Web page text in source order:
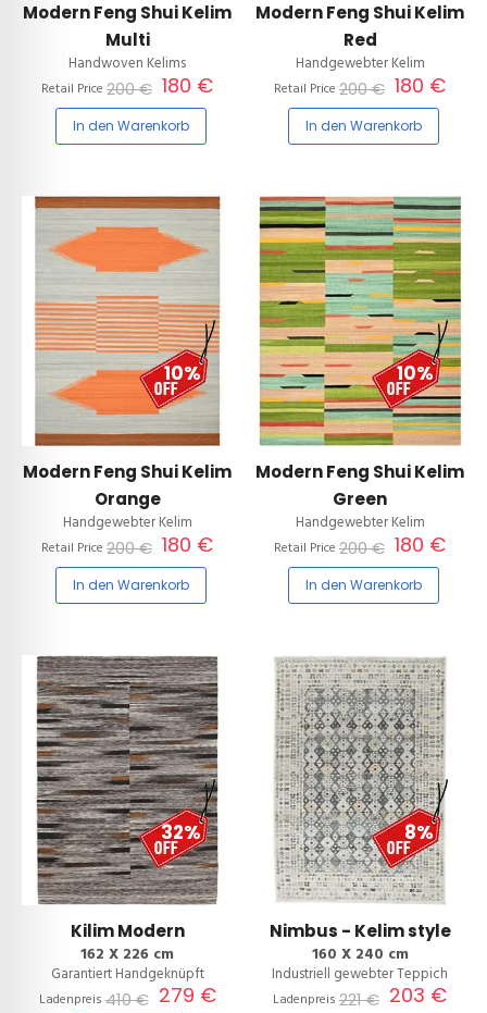
Modern Feng Shui Kelim
Multi
Handwoven Kelims
Retail Price 200 € 180 €
In den Warenkorb
Modern Feng Shui Kelim
Red
Handgewebter Kelim
Retail Price 200 € 180 €
In den Warenkorb
10%
Modern Feng Shui Kelim
Orange
Handgewebter Kelim
Retail Price 200 € 180 €
In den Warenkorb
10%
Modern Feng Shui Kelim
Green
Handgewebter Kelim
Retail Price 200 € 180 €
In den Warenkorb
32%
Kilim Modern
162 X 226 cm
Garantiert Handgeknüpft
Ladenpreis410 € 279 €
8%
Nimbus - Kelim style
160 X 240 cm
Industriell gewebter Teppich
Ladenpreis 221 € 203 €